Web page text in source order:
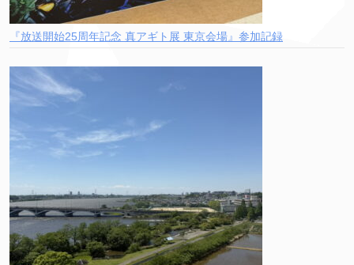
『放送開始25周年記念 真アギト展 東京会場』参加記録